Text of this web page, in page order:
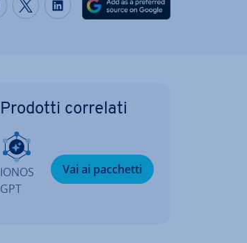
Prodotti correlati
IONOS
GPT
Vai ai pacchetti